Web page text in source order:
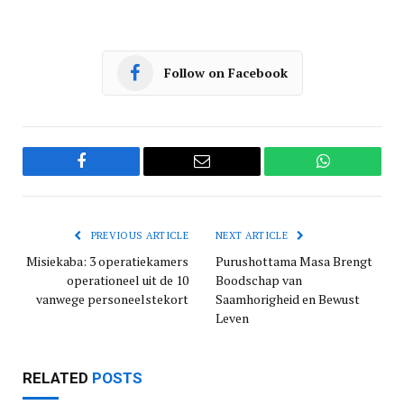
Follow on Facebook
Facebook Email WhatsApp
PREVIOUS ARTICLE
Misiekaba: 3 operatiekamers
operationeel uit de 10
vanwege personeelstekort
NEXT ARTICLE
Purushottama Masa Brengt
Boodschap van
Saamhorigheid en Bewust
Leven
RELATED POSTS